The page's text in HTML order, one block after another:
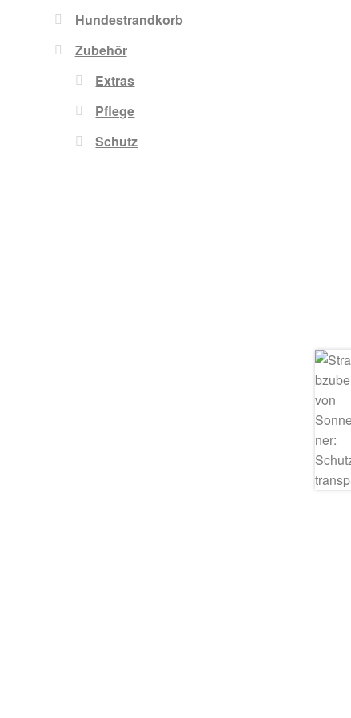
Hundestrandkorb
Zubehör
Extras
Pflege
Schutz